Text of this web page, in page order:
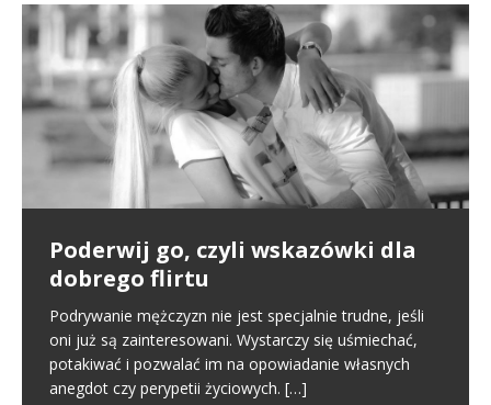
Poderwij go, czyli wskazówki dla
dobrego flirtu
Podrywanie mężczyzn nie jest specjalnie trudne, jeśli
oni już są zainteresowani. Wystarczy się uśmiechać,
potakiwać i pozwalać im na opowiadanie własnych
anegdot czy perypetii życiowych. […]
Pierwsze spotkanie
Poznajemy się na portalu randkowym i naszym
pierwszym kontaktem jest randka online. To normalny
schemat we współczesnym świecie. Na tym etapie
tworzy się pierwsze pierwsze[…]
Proste i skuteczne zasady
poszukiwania miłości online oraz
offline
W miłości nic nie jest proste i między innymi dlatego
jest ona tak wspaniała. Nie oznacza to jednak, że
samo zabieranie się za miłość musi